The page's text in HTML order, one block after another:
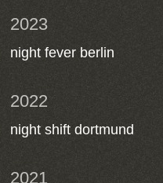
2023
night fever berlin
2022
night shift dortmund
2021